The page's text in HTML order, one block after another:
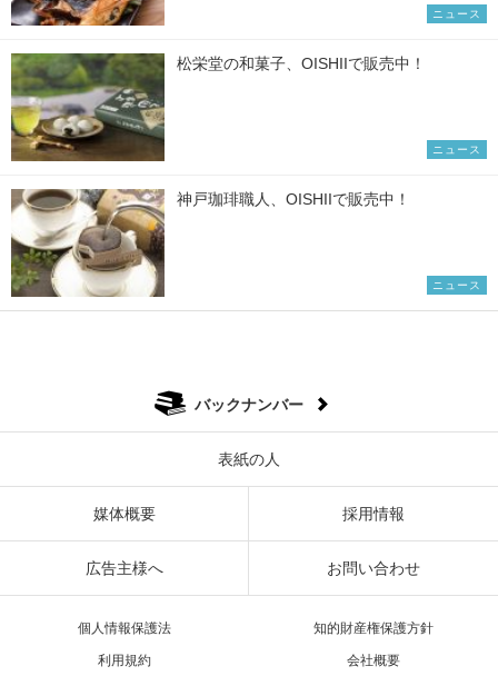
ニュース
松栄堂の和菓子、OISHIIで販売中！
ニュース
神戸珈琲職人、OISHIIで販売中！
ニュース
バックナンバー
表紙の人
媒体概要 採用情報
広告主様へ お問い合わせ
個人情報保護法 知的財産権保護方針
利用規約 会社概要